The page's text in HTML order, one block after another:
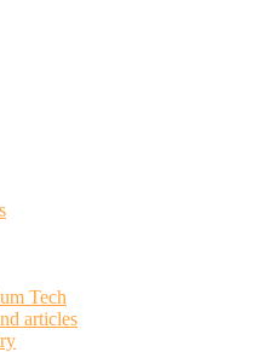
Tech
articles